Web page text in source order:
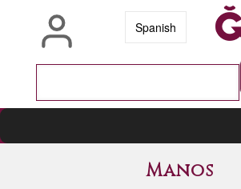
Spanish
Manos